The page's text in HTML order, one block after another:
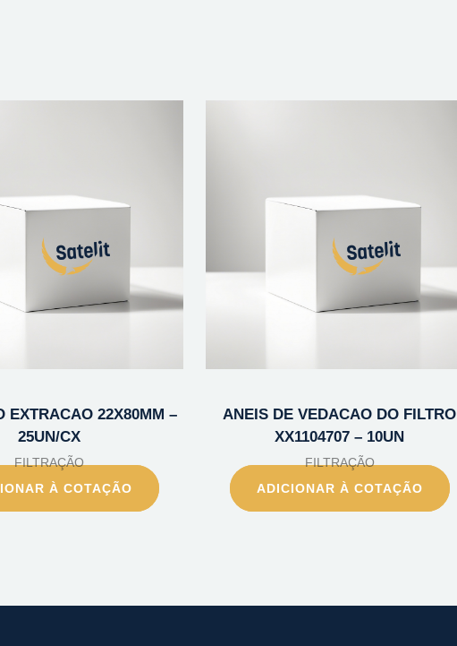
EXTRACAO 22X80MM –
25UN/CX
FILTRAÇÃO
À COTAÇÃO
ANEIS DE VEDACAO DO FILTRO
XX1104707 – 10UN
FILTRAÇÃO
ADICIONAR À COTAÇÃO